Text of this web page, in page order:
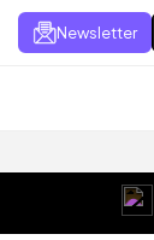
Newsletter